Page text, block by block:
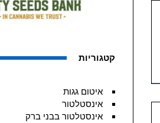
קטגוריות
איטום גגות
אינסטלטור
אינסטלטור בבני ברק